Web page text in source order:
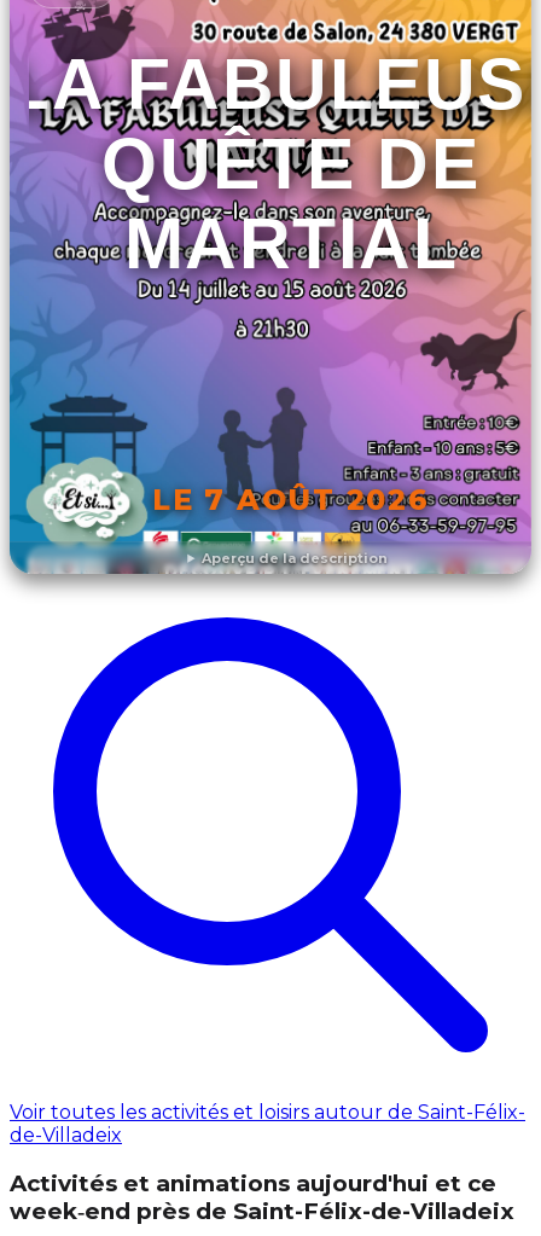
Aperçu de la description
LA
QUÊTE DE
MARTIAL
LE 7 AOÛT 2026
DÉCOUVRIR L'ÉVÉNEMENT
Voir toutes les activités et loisirs autour de Saint-Félix-
de-Villadeix
Activités et animations aujourd'hui et ce
week‑end près de Saint-Félix-de-Villadeix